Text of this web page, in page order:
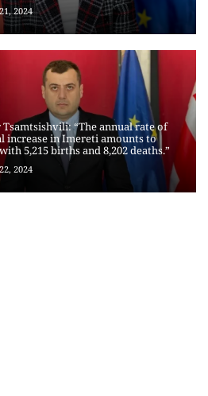
2024
Tsamtsishvili: “The annual rate of
increase in Imereti amounts to
5,215 births and 8,202 deaths.”
2024